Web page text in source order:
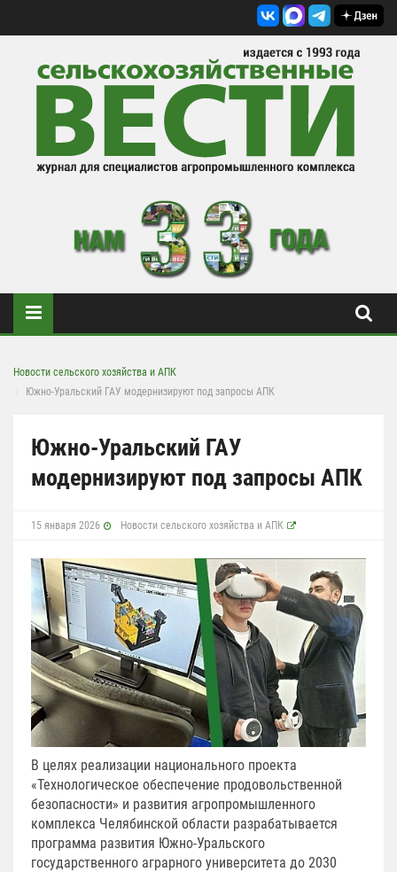
Новости сельского хозяйства и АПК
Южно-Уральский ГАУ модернизируют под запросы АПК
Южно-Уральский ГАУ
модернизируют под запросы АПК
15 января 2026 Новости сельского хозяйства и АПК
В целях реализации национального проекта
«Технологическое обеспечение продовольственной
безопасности» и развития агропромышленного
комплекса Челябинской области разрабатывается
программа развития Южно-Уральского
государственного аграрного университета до 2030